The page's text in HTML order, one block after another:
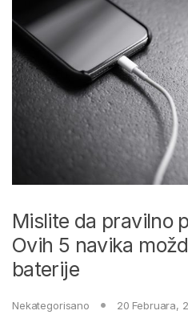
Mislite da pravilno
Ovih 5 navika
baterije
Nekategorisano 20 Februara,